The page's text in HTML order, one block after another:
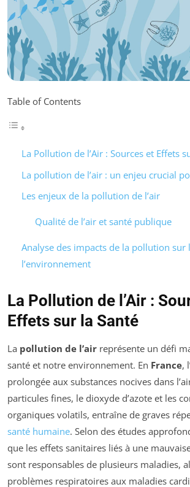
Table of Contents
La Pollution de l’Air : Sources et Effets
La pollution de l’air : un enjeu crucial
Les enjeux de la pollution de l’air
Qualité de l’air et santé publique
Analyse des impacts de la pollution sur
l’environnement
La Pollution de l’Air :
Effets sur la Santé
La pollution de l’air représente un défi
santé et notre environnement. En France,
prolongée aux substances nocives dans
particules fines, le dioxyde d’azote et les
organiques volatils, entraîne de graves
santé humaine. Selon des études
que les effets sanitaires liés à une
sont responsables de plusieurs maladies,
problèmes respiratoires aux maladies